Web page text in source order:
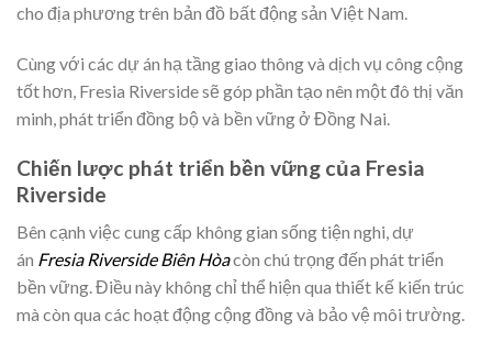
cho địa phương trên bản đồ bất động sản Việt Nam.
Cùng với các dự án hạ tầng giao thông và dịch vụ công cộng
tốt hơn, Fresia Riverside sẽ góp phần tạo nên một đô thị văn
minh, phát triển đồng bộ và bền vững ở Đồng Nai.
Chiến lược phát triển bền vững của Fresia
Riverside
Bên cạnh việc cung cấp không gian sống tiện nghi, dự
án Fresia Riverside Biên Hòacòn chú trọng đến phát triển
bền vững. Điều này không chỉ thể hiện qua thiết kế kiến trúc
mà còn qua các hoạt động cộng đồng và bảo vệ môi trường.